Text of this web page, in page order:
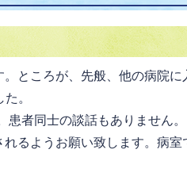
ところが、先般、他の病院に
。
者同士の談話もありません。
るようお願い致します。病室